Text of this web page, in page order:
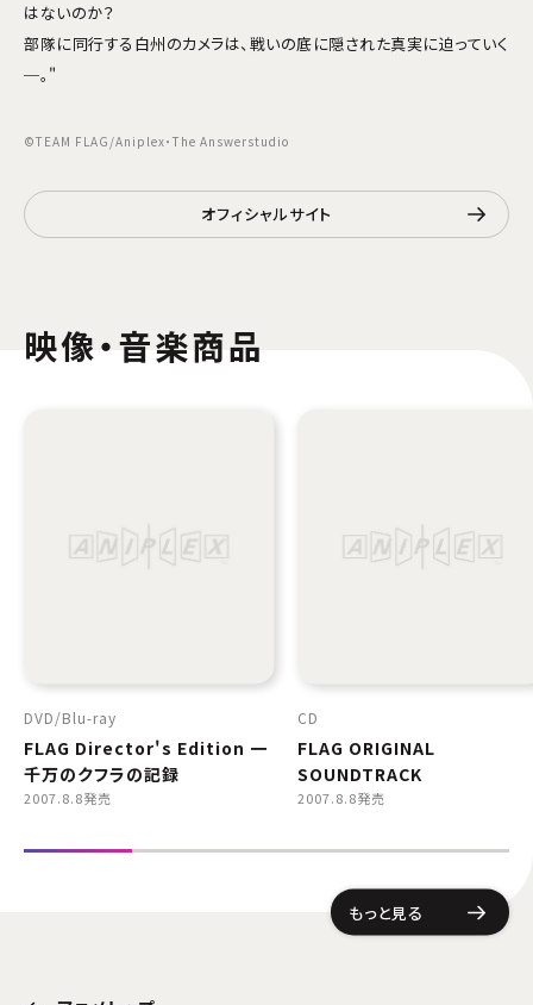
はないのか？
部隊に同行する白州のカメラは、戦いの底に隠された真実に迫っていく
─。"
©TEAM FLAG/Aniplex・The Answerstudio
オフィシャルサイト
映像・音楽商品
DVD Blu-ray
FLAG Director's Edition 一
千万のクフラの記録
2007.8.8発売
CD
FLAG ORIGINAL
SOUNDTRACK
2007.8.8発売
もっと見る